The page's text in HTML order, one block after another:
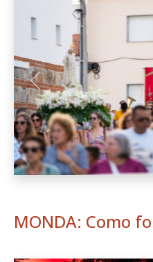
MONDA: Como foi?
Anterior